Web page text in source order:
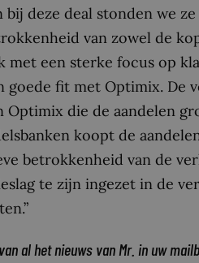
deze deal stonden we
van zowel de
met een sterke focus op
goede fit met Optimix. De
die de aandelen
koopt de
betrokkenheid van de
te zijn ingezet in de
al het nieuws van Mr. in uw